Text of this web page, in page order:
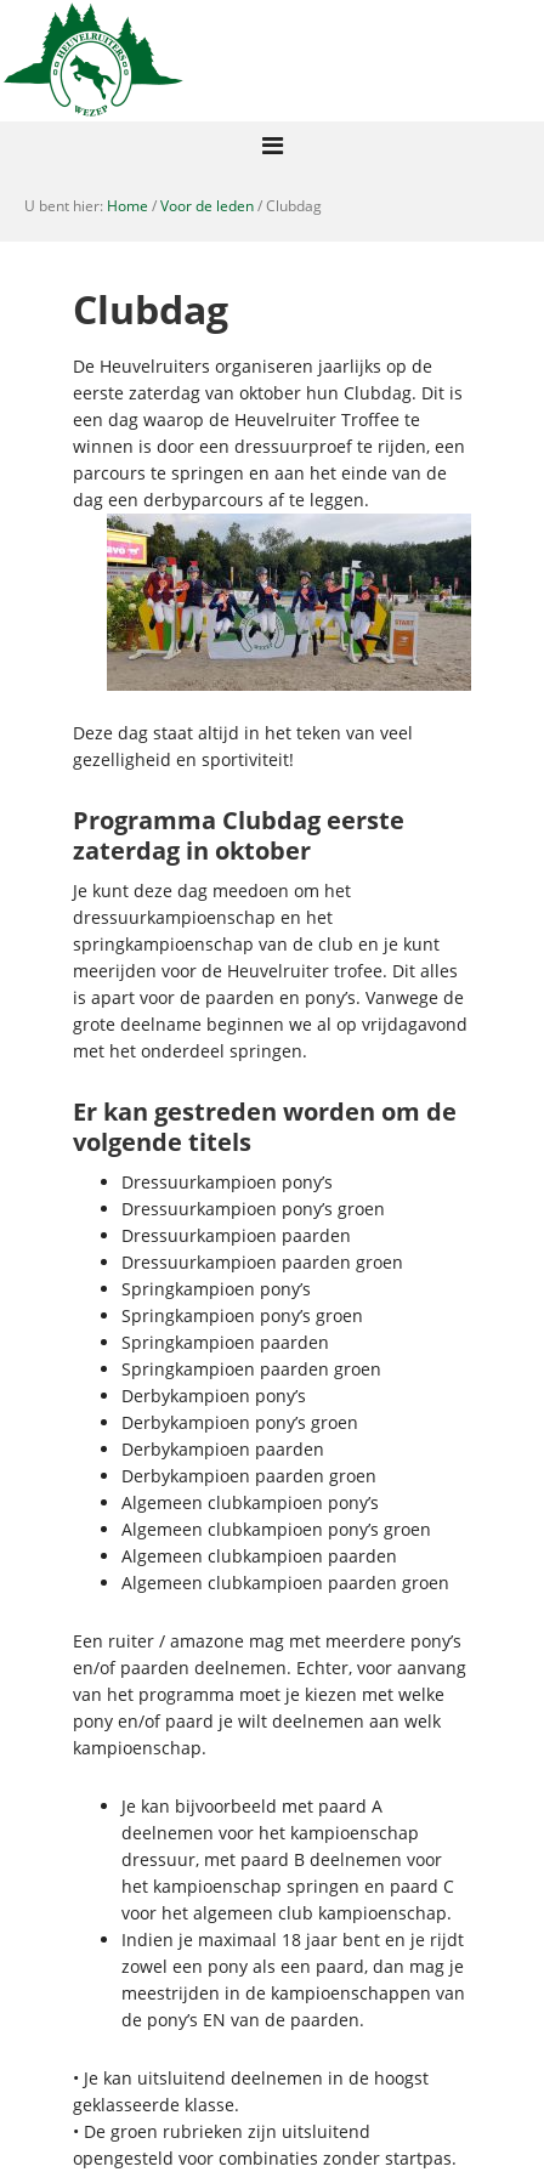
U bent hier: Home /Voor de leden/ Clubdag
Clubdag
De Heuvelruiters organiseren jaarlijks op de
eerste zaterdag van oktober hun Clubdag. Dit is
een dag waarop de Heuvelruiter Troffee te
winnen is door een dressuurproef te rijden, een
parcours te springen en aan het einde van de
dag een derbyparcours af te leggen.
Deze dag staat altijd in het teken van veel
gezelligheid en sportiviteit!
Programma Clubdag eerste
zaterdag in oktober
Je kunt deze dag meedoen om het
dressuurkampioenschap en het
springkampioenschap van de club en je kunt
meerijden voor de Heuvelruiter trofee. Dit alles
is apart voor de paarden en pony’s. Vanwege de
grote deelname beginnen we al op vrijdagavond
met het onderdeel springen.
Er kan gestreden worden om de
volgende titels
Dressuurkampioen pony’s
Dressuurkampioen pony’s groen
Dressuurkampioen paarden
Dressuurkampioen paarden groen
Springkampioen pony’s
Springkampioen pony’s groen
Springkampioen paarden
Springkampioen paarden groen
Derbykampioen pony’s
Derbykampioen pony’s groen
Derbykampioen paarden
Derbykampioen paarden groen
Algemeen clubkampioen pony’s
Algemeen clubkampioen pony’s groen
Algemeen clubkampioen paarden
Algemeen clubkampioen paarden groen
Een ruiter / amazone mag met meerdere pony’s
en/of paarden deelnemen. Echter, voor aanvang
van het programma moet je kiezen met welke
pony en/of paard je wilt deelnemen aan welk
kampioenschap.
Je kan bijvoorbeeld met paard A
deelnemen voor het kampioenschap
dressuur, met paard B deelnemen voor
het kampioenschap springen en paard C
voor het algemeen club kampioenschap.
Indien je maximaal 18 jaar bent en je rijdt
zowel een pony als een paard, dan mag je
meestrijden in de kampioenschappen van
de pony’s EN van de paarden.
• Je kan uitsluitend deelnemen in de hoogst
geklasseerde klasse.
• De groen rubrieken zijn uitsluitend
opengesteld voor combinaties zonder startpas.